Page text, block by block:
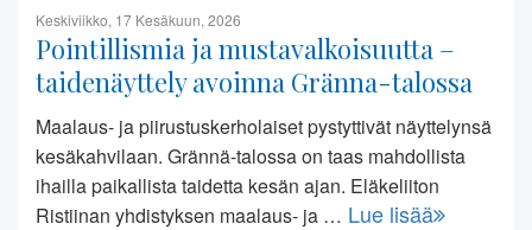
Keskiviikko, 17 Kesäkuun, 2026
Pointillismia ja mustavalkoisuutta –
taidenäyttely avoinna Gränna-talossa
Maalaus- ja piirustuskerholaiset pystyttivät näyttelynsä
kesäkahvilaan. Grännä-talossa on taas mahdollista
ihailla paikallista taidetta kesän ajan. Eläkeliiton
Ristiinan yhdistyksen maalaus- ja … Lue lisää